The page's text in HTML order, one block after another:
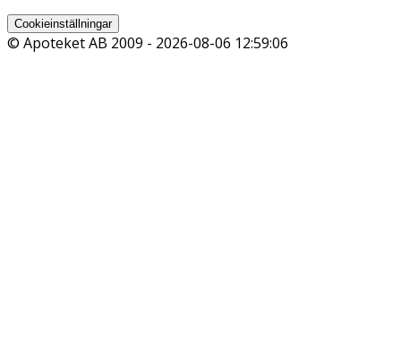
Cookieinställningar
© Apoteket AB 2009 - 2026-08-06 12:59:06